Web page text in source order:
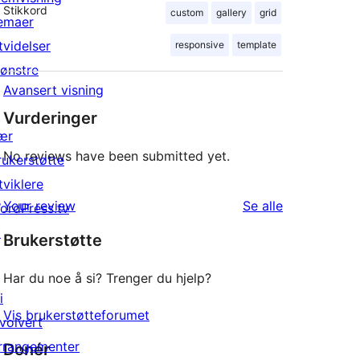
Stikkord custom gallery grid
responsive template
Avansert visning
Vurderinger
No reviews have been submitted yet.
Your review Se alleomtalene
Brukerstøtte
Har du noe å si? Trenger du hjelp?
Vis brukerstøtteforumet
Donér